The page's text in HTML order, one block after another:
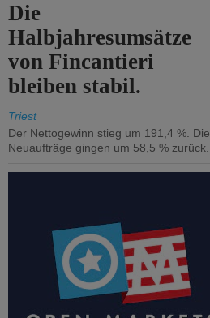
Die
Halbjahresumsätze
von Fincantieri
bleiben stabil.
Triest
Der Nettogewinn stieg um 191,4 %. Die
Neuaufträge gingen um 58,5 % zurück.